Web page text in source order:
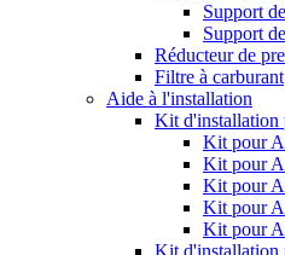
Support
Support
Réducteur de
Filtre à carburant
Aide à l'installation
Kit d'installation
Kit pour
Kit pour
Kit pour
Kit pour
Kit pour
Kit d'installation